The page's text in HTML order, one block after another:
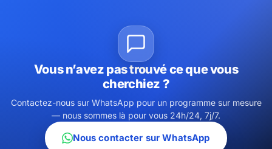
Vous n’avez pas trouvé ce que vous
cherchiez ?
Contactez-nous sur WhatsApp pour un programme sur mesure
— nous sommes là pour vous 24h/24, 7j/7.
Nous contacter sur WhatsApp